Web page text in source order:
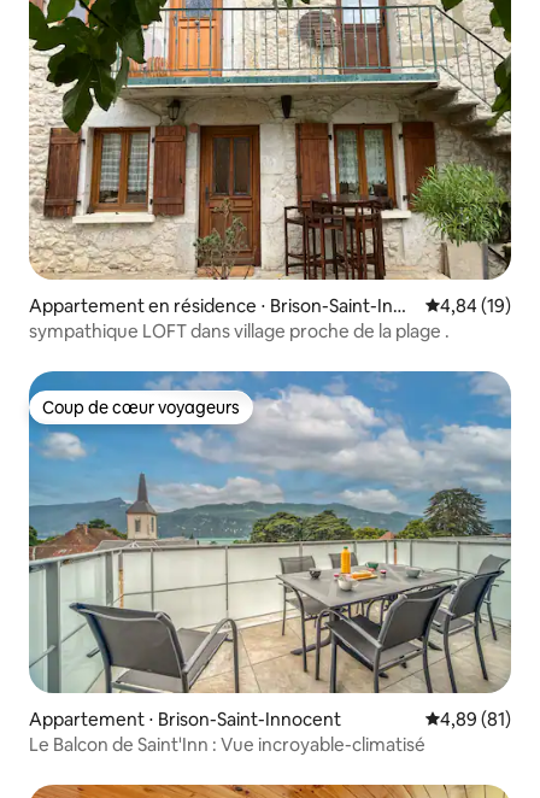
Appartement en résidence ⋅ Brison-Saint-Inno
cent
Évaluation
4,84 (19)
sympathique LOFT dans village proche de la plage .
Coup de cœur voyageurs
Coup de cœur voyageurs
Appartement ⋅ Brison-Saint-Innocent Évaluation
4,89 (81)
Le Balcon de Saint'Inn : Vue incroyable-climatisé